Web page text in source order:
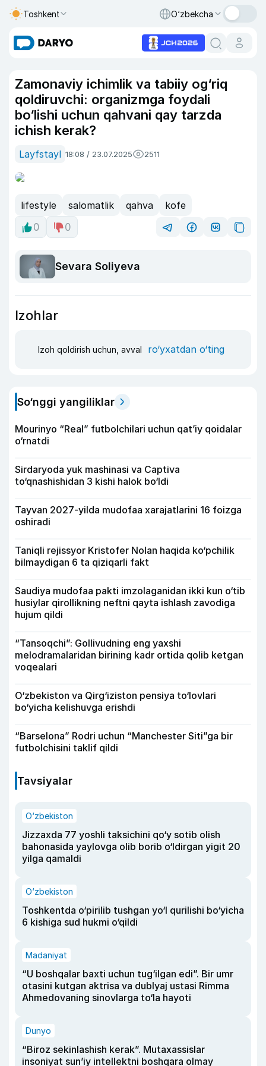
Toshkent O‘zbekcha
Zamonaviy ichimlik va tabiiy og‘riq
qoldiruvchi: organizmga foydali
bo‘lishi uchun qahvani qay tarzda
ichish kerak?
Layfstayl 18:08 / 23.07.2025 2511
lifestyle salomatlik qahva
kofe
0
0
Sevara Soliyeva
Izohlar
Izoh qoldirish uchun, avval ro‘yxatdan o‘ting
So‘nggi yangiliklar
Mourinyo “Real” futbolchilari uchun qat’iy qoidalar
o‘rnatdi
Sirdaryoda yuk mashinasi va Captiva
to‘qnashishidan 3 kishi halok bo‘ldi
Tayvan 2027-yilda mudofaa xarajatlarini 16 foizga
oshiradi
Taniqli rejissyor Kristofer Nolan haqida ko‘pchilik
bilmaydigan 6 ta qiziqarli fakt
Saudiya mudofaa pakti imzolaganidan ikki kun o‘tib
husiylar qirollikning neftni qayta ishlash zavodiga
hujum qildi
“Tansoqchi”: Gollivudning eng yaxshi
melodramalaridan birining kadr ortida qolib ketgan
voqealari
O‘zbekiston va Qirg‘iziston pensiya to‘lovlari
bo‘yicha kelishuvga erishdi
“Barselona” Rodri uchun “Manchester Siti”ga bir
futbolchisini taklif qildi
Tavsiyalar
O‘zbekiston
Jizzaxda 77 yoshli taksichini qo‘y sotib olish
bahonasida yaylovga olib borib o‘ldirgan yigit 20
yilga qamaldi
O‘zbekiston
Toshkentda o‘pirilib tushgan yo‘l qurilishi bo‘yicha
6 kishiga sud hukmi o‘qildi
Madaniyat
“U boshqalar baxti uchun tug‘ilgan edi”. Bir umr
otasini kutgan aktrisa va dublyaj ustasi Rimma
Ahmedovaning sinovlarga to‘la hayoti
Dunyo
“Biroz sekinlashish kerak”. Mutaxassislar
insoniyat sun’iy intellektni boshqara olmay